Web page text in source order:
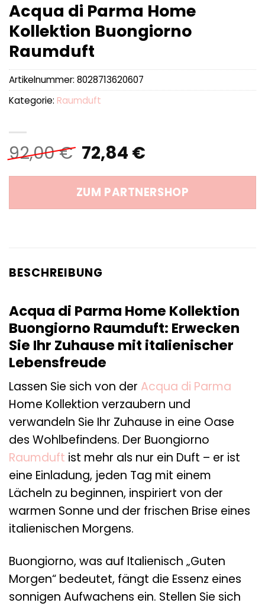
Acqua di Parma Home
Kollektion Buongiorno
Raumduft
92,00€ Ursprünglicher
Preis
war:
92,00 €
72,84 €Aktueller
ist:
72,84 €.
ZUM PARTNERSHOP
Artikelnummer: 8028713620607
Kategorie: Raumduft
BESCHREIBUNG
Acqua di Parma Home Kollektion
Buongiorno Raumduft: Erwecken
Sie Ihr Zuhause mit italienischer
Lebensfreude
Lassen Sie sich von der Acqua di Parma
Home Kollektion verzaubern und
verwandeln Sie Ihr Zuhause in eine Oase
des Wohlbefindens. Der Buongiorno
Raumduft ist mehr als nur ein Duft – er ist
eine Einladung, jeden Tag mit einem
Lächeln zu beginnen, inspiriert von der
warmen Sonne und der frischen Brise eines
italienischen Morgens.
Buongiorno, was auf Italienisch „Guten
Morgen“ bedeutet, fängt die Essenz eines
sonnigen Aufwachens ein. Stellen Sie sich